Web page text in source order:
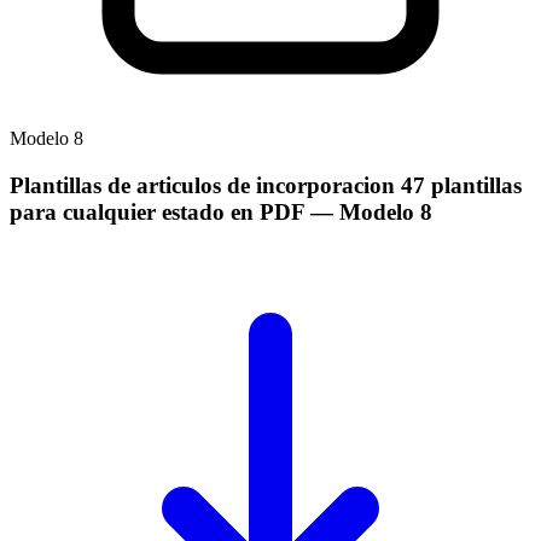
Modelo 8
Plantillas de articulos de incorporacion 47 plantillas
para cualquier estado en PDF— Modelo 8